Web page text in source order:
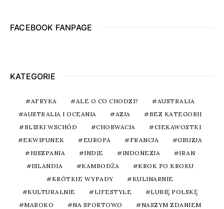
FACEBOOK FANPAGE
KATEGORIE
AFRYKA ALE O CO CHODZI?
AUSTRALIA
AUSTRALIA I OCEANIA
AZJA
BEZ KATEGORII
BLISKI WSCHÓD
CHORWACJA
CIEKAWOSTKI
EKWIPUNEK
EUROPA FRANCJA
GRUZJA
HISZPANIA
INDIE INDONEZJA
IRAN
ISLANDIA
KAMBODŻA
KROK PO KROKU
KRÓTKIE WYPADY
KULINARNIE
KULTURALNIE
LIFESTYLE
LUBIĘ POLSKĘ
MAROKO
NA SPORTOWO
NASZYM ZDANIEM